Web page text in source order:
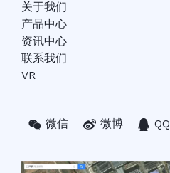
关于我们
产品中心
资讯中心
联系我们
VR
微信 微博 QQ